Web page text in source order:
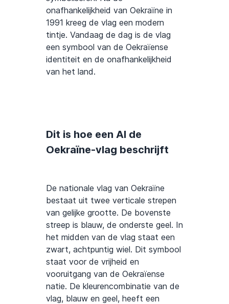
onafhankelijkheid van Oekraïne in
1991 kreeg de vlag een modern
tintje. Vandaag de dag is de vlag
een symbool van de Oekraïense
identiteit en de onafhankelijkheid
van het land.
Dit is hoe een AI de
Oekraïne-vlag beschrijft
De nationale vlag van Oekraïne
bestaat uit twee verticale strepen
van gelijke grootte. De bovenste
streep is blauw, de onderste geel. In
het midden van de vlag staat een
zwart, achtpuntig wiel. Dit symbool
staat voor de vrijheid en
vooruitgang van de Oekraïense
natie. De kleurencombinatie van de
vlag, blauw en geel, heeft een